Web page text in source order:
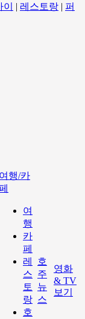
| 레스토랑 | 퍼
여행/카
여
행
카
페
레
스
토
랑
호
호
주
뉴
스
영화
& TV
보기